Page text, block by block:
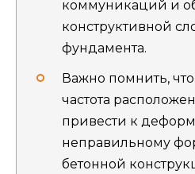
коммуникаций и
конструктивной
фундамента.
Важно помнить,
частота
привести к
неправильному
бетонной